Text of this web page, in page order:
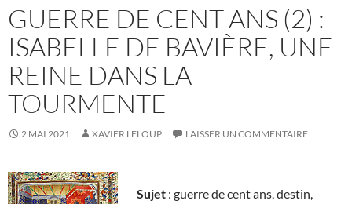
GUERRE DE CENT ANS (2) :
ISABELLE DE BAVIÈRE, UNE
REINE DANS LA
TOURMENTE
2 MAI 2021 XAVIER LELOUP LAISSER UN COMMENTAIRE
Sujet : guerre de cent ans, destin,